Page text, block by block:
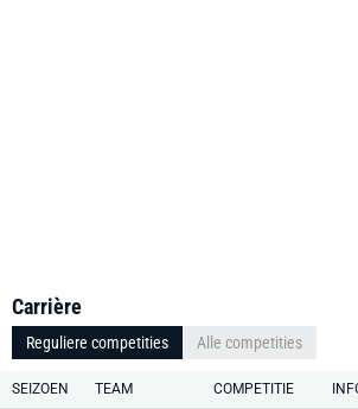
Carrière
Reguliere competities Alle competities
SEIZOEN TEAM COMPETITIE